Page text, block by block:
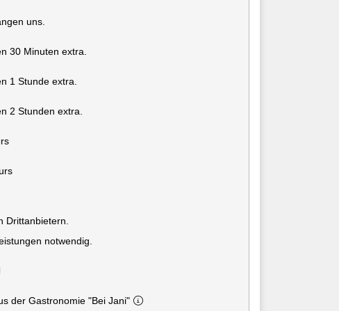
uns.
30 Minuten extra.
1 Stunde extra.
Wir benötigen 2 Stunden extra.
Drittanbietern.
notwendig.
der Gastronomie "Bei Jani"